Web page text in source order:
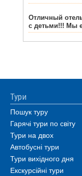
Тури
Пошук туру
Гарячі тури по світу
Тури на двох
Автобусні тури
Тури вихідного дня
Екскурсійні тури